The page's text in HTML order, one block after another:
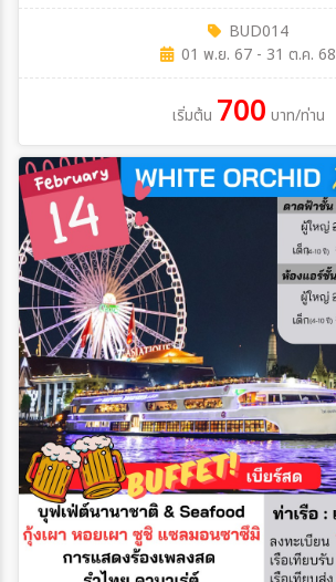
BUD014
01 พ.ย. 67 - 31 ต.ค. 68
เริ่มต้น 700 บาท/ท่าน